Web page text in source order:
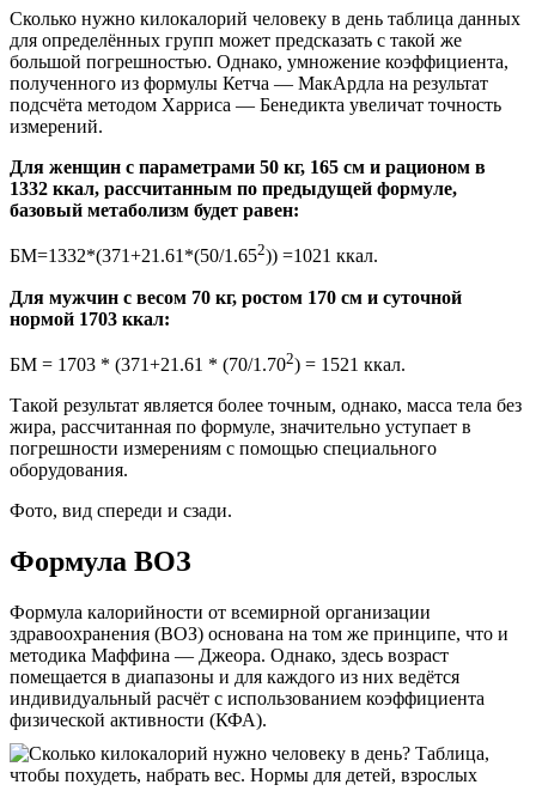
Сколько нужно килокалорий человеку в день таблица данных
для определённых групп может предсказать с такой же
большой погрешностью. Однако, умножение коэффициента,
полученного из формулы Кетча — МакАрдла на результат
подсчёта методом Харриса — Бенедикта увеличат точность
измерений.
Для женщин с параметрами 50 кг, 165 см и рационом в
1332 ккал, рассчитанным по предыдущей формуле,
базовый метаболизм будет равен:
БМ=1332*(371+21.61*(50/1.652)) =1021 ккал.
Для мужчин с весом 70 кг, ростом 170 см и суточной
нормой 1703 ккал:
БМ = 1703 * (371+21.61 * (70/1.702) = 1521 ккал.
Такой результат является более точным, однако, масса тела без
жира, рассчитанная по формуле, значительно уступает в
погрешности измерениям с помощью специального
оборудования.
Фото, вид спереди и сзади.
Формула ВОЗ
Формула калорийности от всемирной организации
здравоохранения (ВОЗ) основана на том же принципе, что и
методика Маффина — Джеора. Однако, здесь возраст
помещается в диапазоны и для каждого из них ведётся
индивидуальный расчёт с использованием коэффициента
физической активности (КФА).